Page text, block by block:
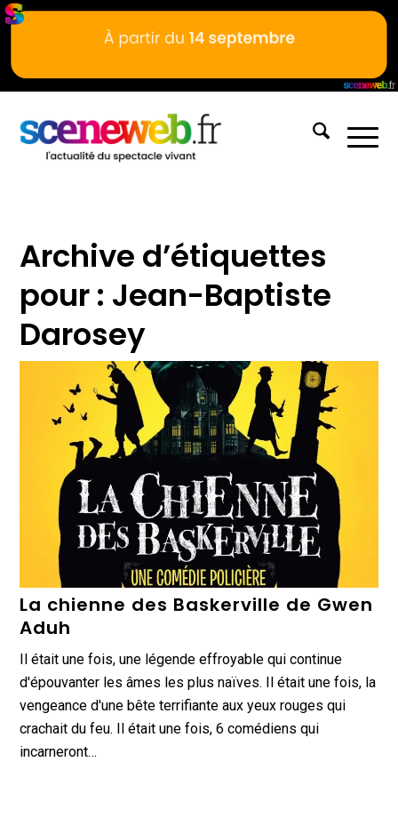
Archive d’étiquettes
pour : Jean-Baptiste
Darosey
La chienne des Baskerville de Gwen
Aduh
Il était une fois, une légende effroyable qui continue
d'épouvanter les âmes les plus naïves. Il était une fois, la
vengeance d'une bête terrifiante aux yeux rouges qui
crachait du feu. Il était une fois, 6 comédiens qui
incarneront…